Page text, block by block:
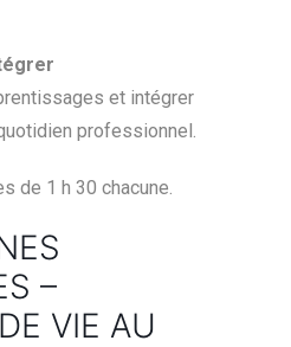
et intégrer
professionnel.
de 1 h 30 chacune.
–
VIE AU